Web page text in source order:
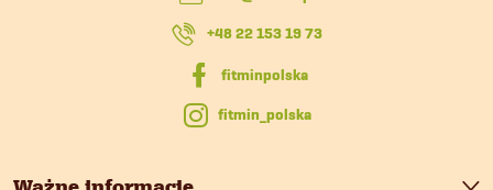
+48 22 153 19 73
fitmin_polska